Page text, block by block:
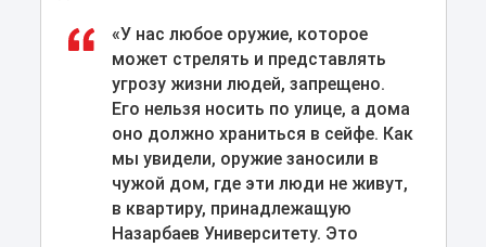
«У нас любое оружие, которое
может стрелять и представлять
угрозу жизни людей, запрещено.
Его нельзя носить по улице, а дома
оно должно храниться в сейфе. Как
мы увидели, оружие заносили в
чужой дом, где эти люди не живут,
в квартиру, принадлежащую
Назарбаев Университету. Это